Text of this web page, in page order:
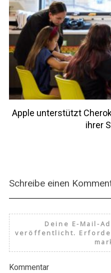
Apple unterstützt
ihrer
Schreibe einen
Deine E-Mail-
veröffentlicht.
Kommentar